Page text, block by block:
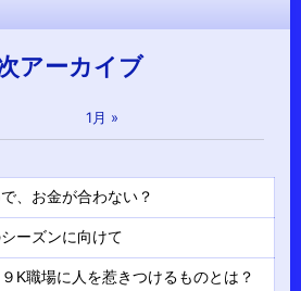
アーカイブ
1月 »
、お金が合わない？
ーズンに向けて
K職場に人を惹きつけるものとは？